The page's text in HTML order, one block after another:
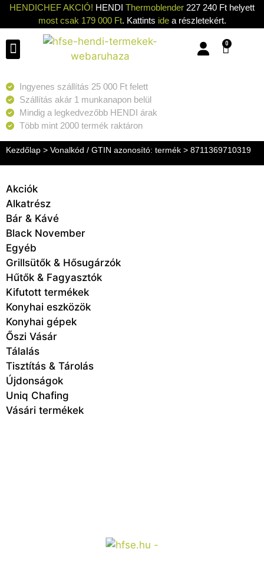
HENDICHEF AKCIÓ! HENDI Thermoblender 227 240 Ft helyett
most csak 179 000 Ft. Kattints idea részletekért.
0
Ingyenes szállítás 25 000 Ft felett
Szállítás akár 1 munkanapon belül
Mindig a legkedvezőbb HENDI árak
Több mint 2000 termék raktáron
Kezdőlap > Vonalkód / GTIN azonosító: termék > 8711369710319
Akciók
Alkatrész
Bár & Kávé
Black November
Egyéb
Grillsütők & Hősugárzók
Hűtők & Fagyasztók
Kifutott termékek
Konyhai eszközök
Konyhai gépek
Őszi Vásár
Tálalás
Tisztítás & Tárolás
Újdonságok
Uniq Chafing
Vásári termékek